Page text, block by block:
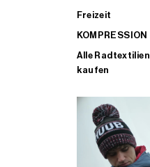
Freizeit
KOMPRESSION
Alle Radtextilien
kaufen